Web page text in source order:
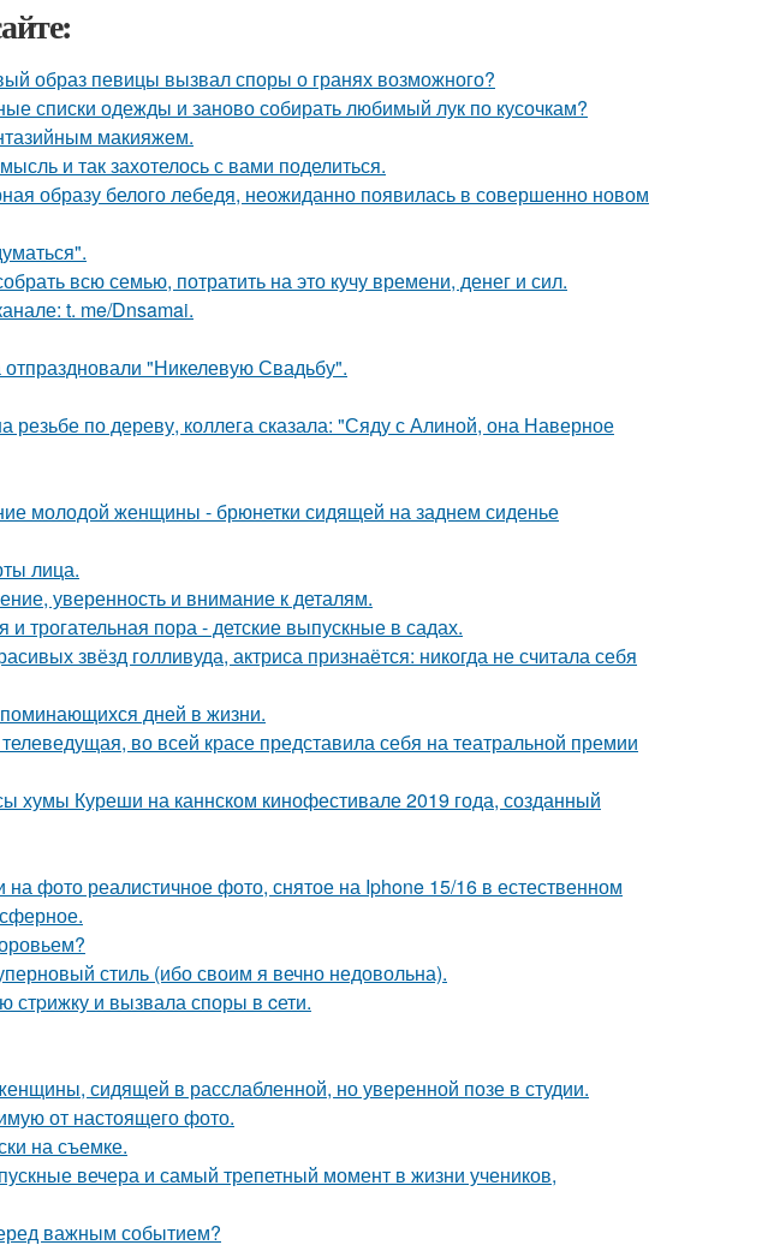
образ певицы вызвал споры о гранях возможного?
списки одежды и заново собирать любимый лук по кусочкам?
макияжем.
и так захотелось с вами поделиться.
образу белого лебедя, неожиданно появилась в совершенно новом
всю семью, потратить на это кучу времени, денег и сил.
t. me/Dnsamai.
"Никелевую Свадьбу".
резьбе по дереву, коллега сказала: "Сяду с Алиной, она Наверное
молодой женщины - брюнетки сидящей на заднем сиденье
лица.
уверенность и внимание к деталям.
трогательная пора - детские выпускные в садах.
звёзд голливуда, актриса признаётся: никогда не считала себя
дней в жизни.
во всей красе представила себя на театральной премии
хумы Куреши на каннском кинофестивале 2019 года, созданный
фото реалистичное фото, снятое на Iphone 15/16 в естественном
стиль (ибо своим я вечно недовольна).
стpижку и вызвала споры в cети.
сидящей в расслабленной, но уверенной позе в студии.
от настоящего фото.
на съемке.
вечера и самый трепетный момент в жизни учеников,
важным событием?